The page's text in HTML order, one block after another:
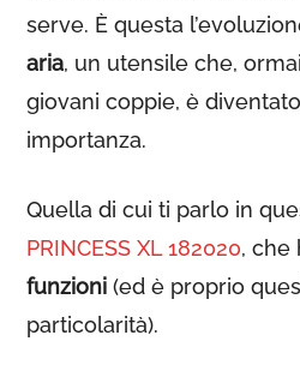
serve. È questa
aria, un utensile che,
giovani coppie, è
importanza.
Quella di cui ti parlo in
PRINCESS XL 182020, che
funzioni (ed è proprio
particolarità).